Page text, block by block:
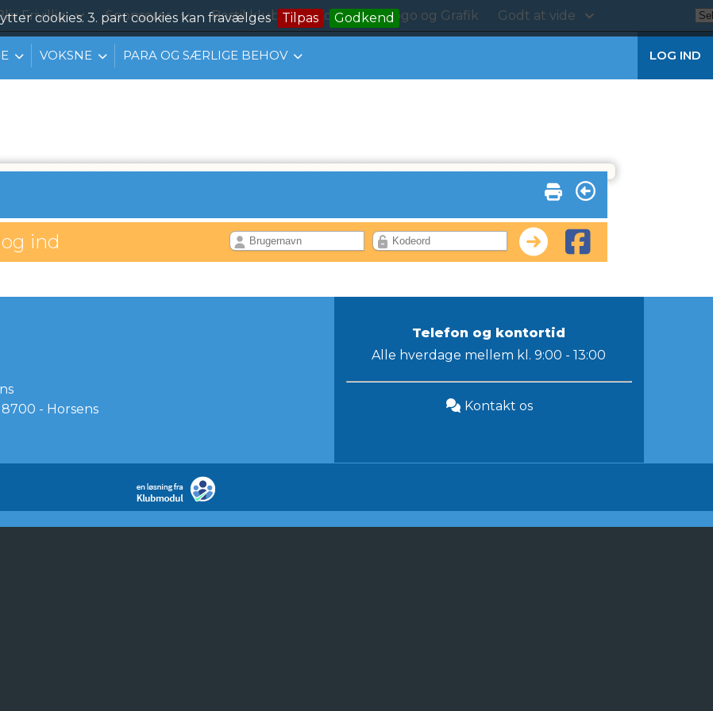
cookies. 3. part cookies kan fravælges Tilpas Godkend
VOKSNE PARA OG SÆRLIGE BEHOV LOG IND
Frivillig Sponsorer Bestil klubtøj Kontakt Logo og Grafik Godt at vide
ind
- Horsens
Telefon og kontortid
Alle hverdage mellem kl. 9:00 - 13:00
Kontakt os